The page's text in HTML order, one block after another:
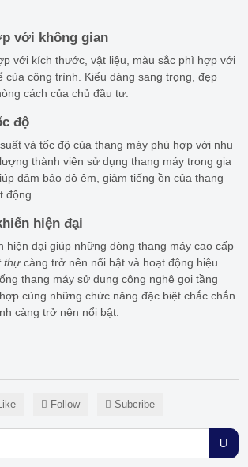
với không gian
với kích thước, vật liệu, màu sắc phì hợp với
của công trình. Kiểu dáng sang trọng, đẹp
cách của chủ đầu tư.
độ
và tốc độ của thang máy phù hợp với nhu
thành viên sử dụng thang máy trong gia
đảm bảo độ êm, giảm tiếng ồn của thang
động.
hiện đại
hiện đại giúp những dòng thang máy cao cấp
thựcàng trở nên nổi bật và hoạt động hiệu
thang máy sử dụng công nghệ gọi tầng
cùng những chức năng đặc biệt chắc chắn
càng trở nên nổi bật.
Follow Subcribe